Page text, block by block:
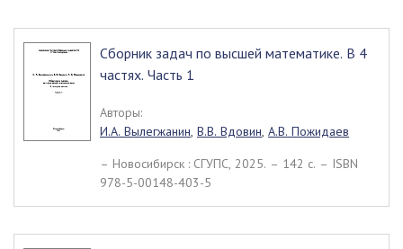
Сборник задач по высшей математике. В 4
частях. Часть 1
Авторы:
И.А. Вылегжанин, В.В. Вдовин, А.В. Пожидаев
– Новосибирск : СГУПС, 2025. – 142 c. – ISBN
978-5-00148-403-5